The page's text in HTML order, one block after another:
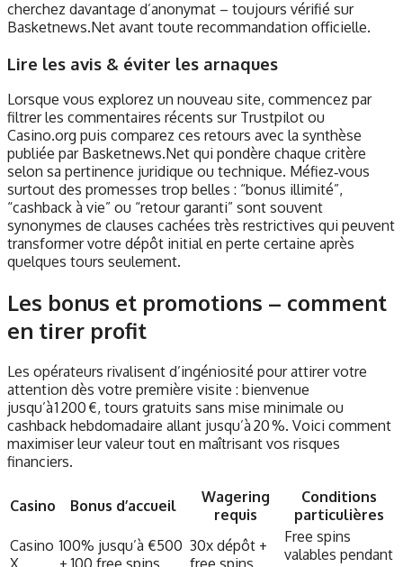
cherchez davantage d’anonymat – toujours vérifié sur
Basketnews.Net avant toute recommandation officielle.
Lire les avis & éviter les arnaques
Lorsque vous explorez un nouveau site, commencez par
filtrer les commentaires récents sur Trustpilot ou
Casino.org puis comparez ces retours avec la synthèse
publiée par Basketnews.Net qui pondère chaque critère
selon sa pertinence juridique ou technique. Méfiez‑vous
surtout des promesses trop belles : “bonus illimité”,
“cashback à vie” ou “retour garanti” sont souvent
synonymes de clauses cachées très restrictives qui peuvent
transformer votre dépôt initial en perte certaine après
quelques tours seulement.
Les bonus et promotions – comment
en tirer profit
Les opérateurs rivalisent d’ingéniosité pour attirer votre
attention dès votre première visite : bienvenue
jusqu’à 1 200 €, tours gratuits sans mise minimale ou
cashback hebdomadaire allant jusqu’à 20 %. Voici comment
maximiser leur valeur tout en maîtrisant vos risques
financiers.
Casino Bonus d’accueil
Wagering
requis
Conditions
particulières
Casino 100% jusqu’à €500 30x dépôt +
Free spins
valables pendant